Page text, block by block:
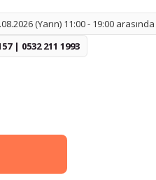
(Yarın) 11:00 - 19:00 arasında
| 0532 211 1993